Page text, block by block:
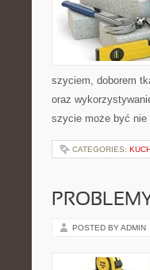
szyciem, doborem
oraz
szycie może być
CATEGORIES:
POSTED BY ADMIN